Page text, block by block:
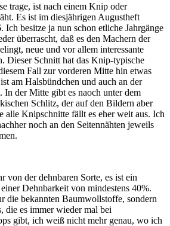
trage, ist nach einem Knip oder
Es ist im diesjährigen Augustheft
Ich besitze ja nun schon etliche Jahrgänge
überrascht, daß es den Machern der
neue und vor allem interessante
Dieser Schnitt hat das Knip-typische
Fall zur vorderen Mitte hin etwas
am Halsbündchen und auch an der
In der Mitte gibt es naoch unter dem
Schlitz, der auf den Bildern aber
alle Knipschnitte fällt es eher weit aus. Ich
noch an den Seitennähten jeweils
von der dehnbaren Sorte, es ist ein
Dehnbarkeit von mindestens 40%.
die bekannten Baumwollstoffe, sondern
die es immer wieder mal bei
gibt, ich weiß nicht mehr genau, wo ich